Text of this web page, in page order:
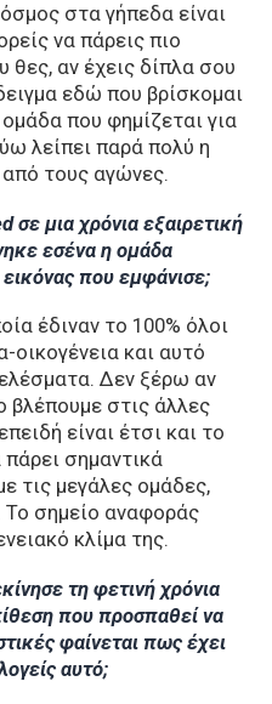
στα γήπεδα είναι
να πάρεις πιο
αν έχεις δίπλα σου
εδώ που βρίσκομαι
που φημίζεται για
λείπει παρά πολύ η
τους αγώνες.
μια χρόνια εξαιρετική
εσένα η ομάδα
που εμφάνισε;
έδιναν το 100% όλοι
οικογένεια και αυτό
Δεν ξέρω αν
βλέπουμε στις άλλες
είναι έτσι και το
σημαντικά
τις μεγάλες ομάδες,
σημείο αναφοράς
κλίμα της.
τη φετινή χρόνια
που προσπαθεί να
φαίνεται πως έχει
αυτό;